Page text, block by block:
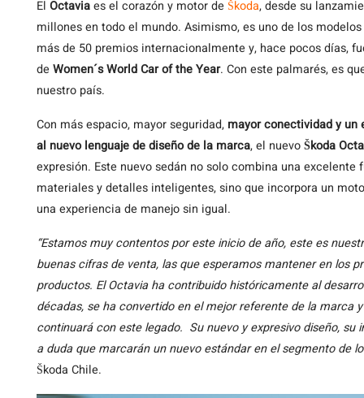
El Octaviaes el corazón y motor de Škoda, desde su
millones en todo el mundo. Asimismo, es uno de los
más de 50 premios internacionalmente y, hace pocos días,
de Women´s World Car of the Year. Con este palmarés, es
nuestro país.
Con más espacio, mayor seguridad, mayor conectividad y
al nuevo lenguaje de diseño de la marca, el nuevoŠkoda
expresión. Este nuevo sedán no solo combina una
materiales y detalles inteligentes, sino que incorpora un
una experiencia de manejo sin igual.
“Estamos muy contentos por este inicio de año, este es
buenas cifras de venta, las que esperamos mantener en los
productos. El Octavia ha contribuido históricamente al
décadas, se ha convertido en el mejor referente de la marca
continuará con este legado. Su nuevo y expresivo diseño, su
a duda que marcarán un nuevo estándar en el segmento de
Škoda Chile.